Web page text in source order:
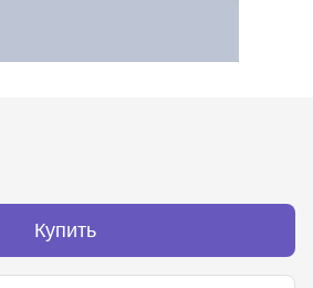
Купить